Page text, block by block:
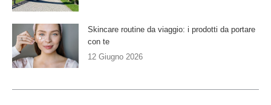
Skincare routine da viaggio: i prodotti da portare
con te
12 Giugno 2026